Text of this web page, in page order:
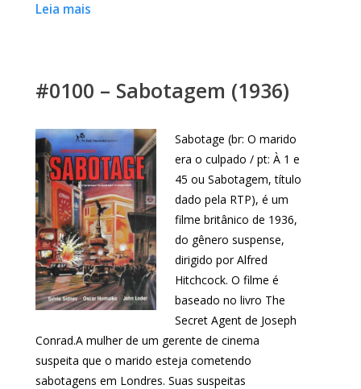
Leia mais
#0100 – Sabotagem (1936)
Sabotage (br: O marido
era o culpado / pt: À 1 e
45 ou Sabotagem, título
dado pela RTP), é um
filme britânico de 1936,
do gênero suspense,
dirigido por Alfred
Hitchcock. O filme é
baseado no livro The
Secret Agent de Joseph
Conrad.A mulher de um gerente de cinema
suspeita que o marido esteja cometendo
sabotagens em Londres. Suas suspeitas